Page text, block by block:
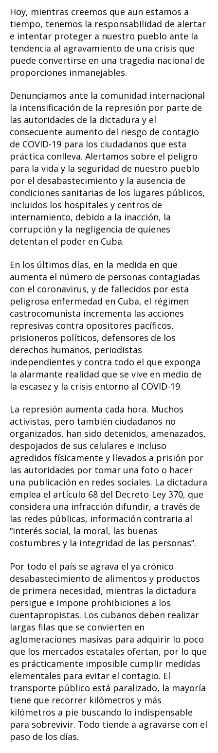
Hoy, mientras creemos que aun estamos a
tiempo, tenemos la responsabilidad de alertar
e intentar proteger a nuestro pueblo ante la
tendencia al agravamiento de una crisis que
puede convertirse en una tragedia nacional de
proporciones inmanejables.
Denunciamos ante la comunidad internacional
la intensificación de la represión por parte de
las autoridades de la dictadura y el
consecuente aumento del riesgo de contagio
de COVID-19 para los ciudadanos que esta
práctica conlleva. Alertamos sobre el peligro
para la vida y la seguridad de nuestro pueblo
por el desabastecimiento y la ausencia de
condiciones sanitarias de los lugares públicos,
incluidos los hospitales y centros de
internamiento, debido a la inacción, la
corrupción y la negligencia de quienes
detentan el poder en Cuba.
En los últimos días, en la medida en que
aumenta el número de personas contagiadas
con el coronavirus, y de fallecidos por esta
peligrosa enfermedad en Cuba, el régimen
castrocomunista incrementa las acciones
represivas contra opositores pacíficos,
prisioneros políticos, defensores de los
derechos humanos, periodistas
independientes y contra todo el que exponga
la alarmante realidad que se vive en medio de
la escasez y la crisis entorno al COVID-19.
La represión aumenta cada hora. Muchos
activistas, pero también ciudadanos no
organizados, han sido detenidos, amenazados,
despojados de sus celulares e incluso
agredidos físicamente y llevados a prisión por
las autoridades por tomar una foto o hacer
una publicación en redes sociales. La dictadura
emplea el artículo 68 del Decreto-Ley 370, que
considera una infracción difundir, a través de
las redes públicas, información contraria al
“interés social, la moral, las buenas
costumbres y la integridad de las personas”.
Por todo el país se agrava el ya crónico
desabastecimiento de alimentos y productos
de primera necesidad, mientras la dictadura
persigue e impone prohibiciones a los
cuentapropistas. Los cubanos deben realizar
largas filas que se convierten en
aglomeraciones masivas para adquirir lo poco
que los mercados estatales ofertan, por lo que
es prácticamente imposible cumplir medidas
elementales para evitar el contagio. El
transporte público está paralizado, la mayoría
tiene que recorrer kilómetros y más
kilómetros a pie buscando lo indispensable
para sobrevivir. Todo tiende a agravarse con el
paso de los días.